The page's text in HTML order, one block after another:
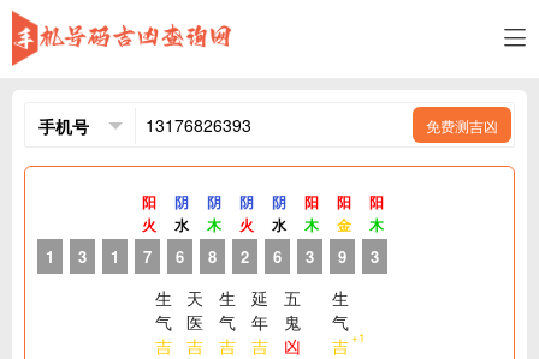
免费测吉凶
1 3 1
阳
火
7
阴
水
6
生
气
吉
阴
木
8
天
医
吉
阴
火
2
生
气
吉
阴
水
6
延
年
吉
阳
木
3
五
鬼
凶
阳
金
9
阳
木
3
生
气
吉+1